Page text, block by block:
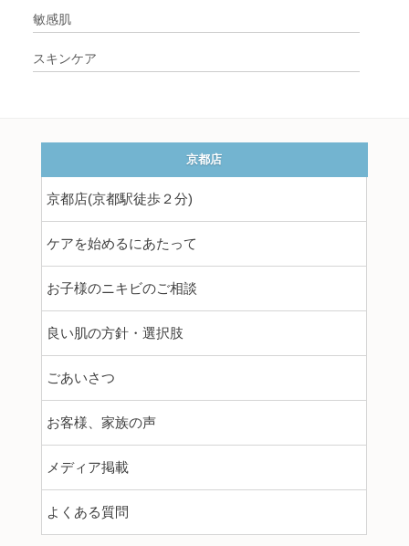
敏感肌
スキンケア
京都店
京都店(京都駅徒歩２分)
ケアを始めるにあたって
お子様のニキビのご相談
良い肌の方針・選択肢
ごあいさつ
お客様、家族の声
メディア掲載
よくある質問